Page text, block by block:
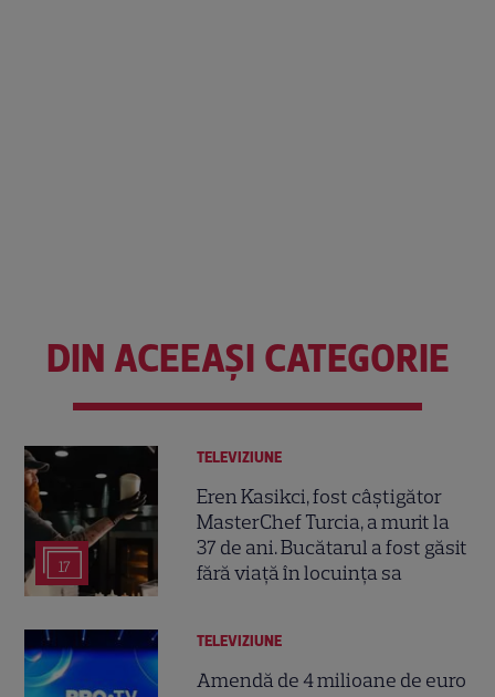
DIN ACEEAȘI CATEGORIE
17
TELEVIZIUNE
Eren Kasikci, fost câștigător
MasterChef Turcia, a murit la
37 de ani. Bucătarul a fost găsit
fără viață în locuința sa
TELEVIZIUNE
Amendă de 4 milioane de euro